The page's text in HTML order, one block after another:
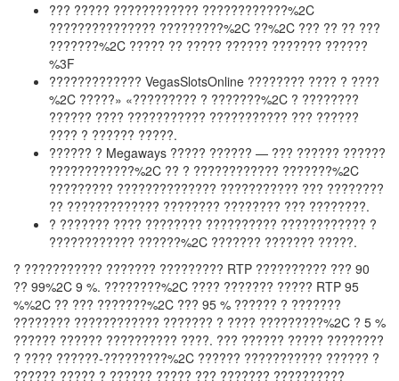
??? ????? ???????????? ????????????%2C
??????????????? ?????????%2C ??%2C ??? ?? ?? ???
???????%2C ????? ?? ????? ?????? ??????? ??????
%3F
????????????? VegasSlotsOnline ???????? ???? ? ????
%2C ?????» «????????? ? ???????%2C ? ????????
?????? ???? ??????????? ??????????? ??? ??????
???? ? ?????? ?????.
?????? ? Megaways ????? ?????? — ??? ?????? ??????
????????????%2C ?? ? ???????????? ???????%2C
????????? ?????????????? ??????????? ??? ????????
?? ????????????? ???????? ???????? ??? ????????.
? ??????? ???? ???????? ?????????? ???????????? ?
???????????? ??????%2C ??????? ??????? ?????.
? ??????????? ??????? ????????? RTP ?????????? ??? 90
?? 99%2C 9 %. ????????%2C ???? ??????? ????? RTP 95
%%2C ?? ??? ???????%2C ??? 95 % ?????? ? ???????
???????? ???????????? ??????? ? ???? ?????????%2C ? 5 %
?????? ?????? ?????????? ????. ??? ?????? ????? ????????
? ???? ??????-?????????%2C ?????? ??????????? ?????? ?
?????? ????? ? ?????? ????? ??? ??????? ??????????